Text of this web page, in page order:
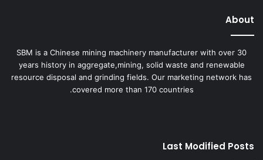
About
SBM is a Chinese mining machinery manufacturer with over 30
years history in aggregate,mining, solid waste and renewable
resource disposal and grinding fields. Our marketing network has
covered more than 170 countries.
Last Modified Posts